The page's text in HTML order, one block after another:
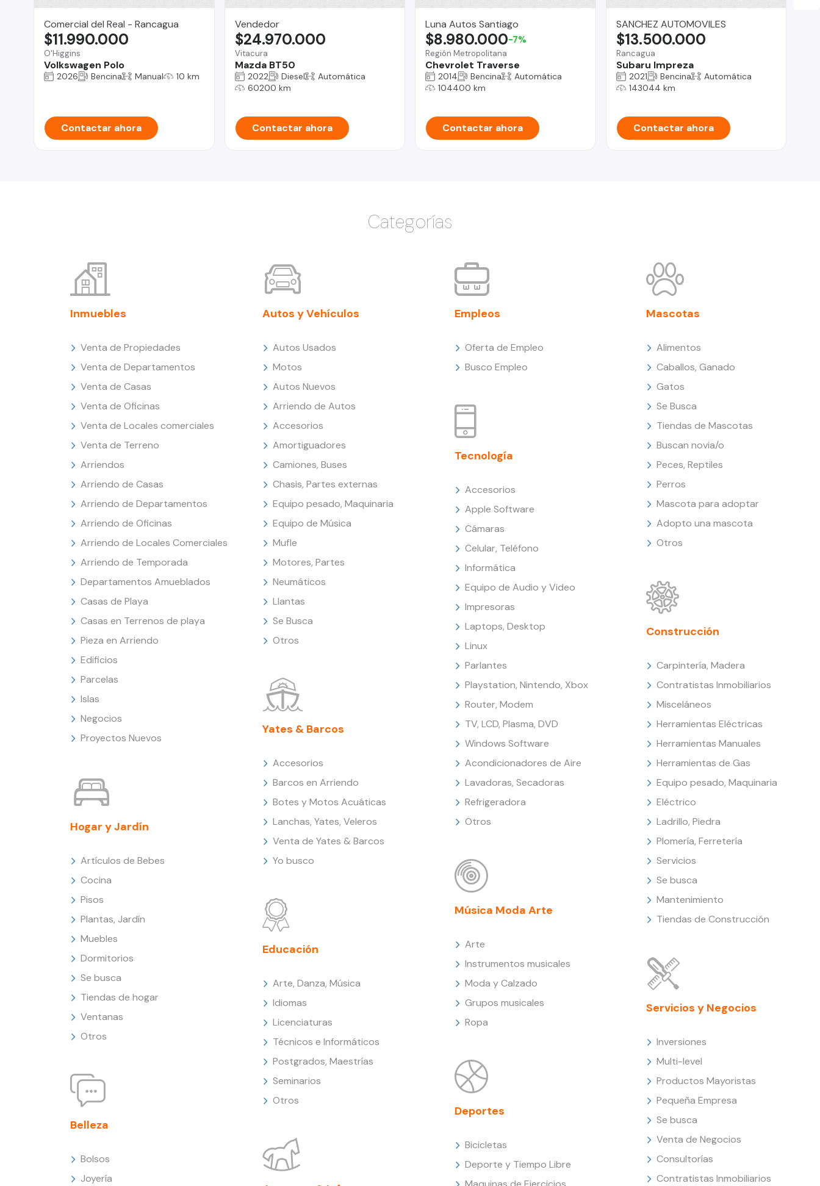
Comercial del Real - Rancagua
O'Higgins
Volkswagen Polo
$11.990.000
2026 Bencina Manual 10 km
Contactar ahora
Vendedor
Vitacura
Mazda BT50
$24.970.000
2022 Diesel
Automática
60200 km
Contactar ahora
Luna Autos Santiago
Región Metropolitana
Chevrolet Traverse
$8.980.000-7%
2014 Bencina
Automática
104400 km
Contactar ahora
SANCHEZ AUTOMOVILES
Rancagua
Subaru Impreza
$13.500.000
2021 Bencina
Automática
143044 km
Contactar ahora
Categorías
Inmuebles
Venta de Propiedades
Venta de Departamentos
Venta de Casas
Venta de Oficinas
Venta de Locales comerciales
Venta de Terreno
Arriendos
Arriendo de Casas
Arriendo de Departamentos
Arriendo de Oficinas
Arriendo de Locales Comerciales
Arriendo de Temporada
Departamentos Amueblados
Casas de Playa
Casas en Terrenos de playa
Pieza en Arriendo
Edificios
Parcelas
Islas
Negocios
Proyectos Nuevos
Hogar y Jardín
Artículos de Bebes
Cocina
Pisos
Plantas, Jardín
Muebles
Dormitorios
Se busca
Tiendas de hogar
Ventanas
Otros
Belleza
Bolsos
Joyería
Autos y Vehículos
Autos Usados
Motos
Autos Nuevos
Arriendo de Autos
Accesorios
Amortiguadores
Camiones, Buses
Chasis, Partes externas
Equipo pesado, Maquinaria
Equipo de Música
Mufle
Motores, Partes
Neumáticos
Llantas
Se Busca
Otros
Yates & Barcos
Accesorios
Barcos en Arriendo
Botes y Motos Acuáticas
Lanchas, Yates, Veleros
Venta de Yates & Barcos
Yo busco
Educación
Arte, Danza, Música
Idiomas
Licenciaturas
Técnicos e Informáticos
Postgrados, Maestrías
Seminarios
Otros
Empleos
Oferta de Empleo
Busco Empleo
Tecnología
Accesorios
Apple Software
Cámaras
Celular, Teléfono
Informática
Equipo de Audio y Video
Impresoras
Laptops, Desktop
Linux
Parlantes
Playstation, Nintendo, Xbox
Router, Modem
TV, LCD, Plasma, DVD
Windows Software
Acondicionadores de Aire
Lavadoras, Secadoras
Refrigeradora
Otros
Música Moda Arte
Arte
Instrumentos musicales
Moda y Calzado
Grupos musicales
Ropa
Deportes
Bicicletas
Deporte y Tiempo Libre
Mascotas
Alimentos
Caballos, Ganado
Gatos
Se Busca
Tiendas de Mascotas
Buscan novia/o
Peces, Reptiles
Perros
Mascota para adoptar
Adopto una mascota
Otros
Construcción
Carpintería, Madera
Contratistas Inmobiliarios
Misceláneos
Herramientas Eléctricas
Herramientas Manuales
Herramientas de Gas
Equipo pesado, Maquinaria
Eléctrico
Ladrillo, Piedra
Plomería, Ferretería
Servicios
Se busca
Mantenimiento
Tiendas de Construcción
Servicios y Negocios
Inversiones
Multi-level
Productos Mayoristas
Pequeña Empresa
Se busca
Venta de Negocios
Consultorías
Contratistas Inmobiliarios